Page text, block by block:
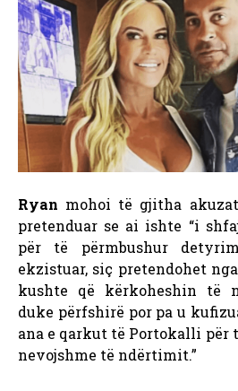
Ryan mohoi të gjitha
pretenduar se ai ishte “i
për të përmbushur
ekzistuar, siç pretendohet
kushte që kërkoheshin të
duke përfshirë por pa u
ana e qarkut të Portokalli për
nevojshme të ndërtimit.”